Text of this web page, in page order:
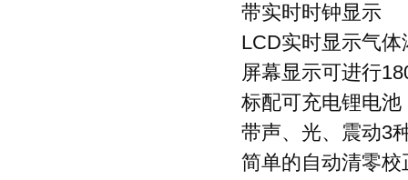
带实时时钟显示
LCD实时显示气体
屏幕显示可进行
标配可充电锂电池
带声、光、震动3
简单的自动清零校